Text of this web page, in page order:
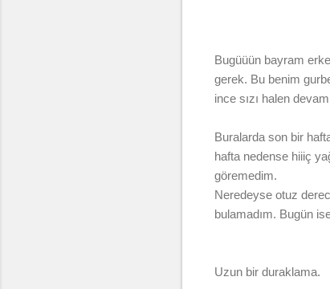
Bugüüün bayram
gerek. Bu benim
ince sızı halen
Buralarda son bir
hafta nedense hiiiç
göremedim.
Neredeyse otuz
bulamadım. Bugün
Uzun bir duraklama.